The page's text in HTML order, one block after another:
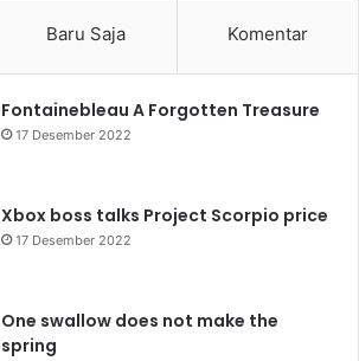
Baru Saja Komentar
Fontainebleau A Forgotten Treasure
17 Desember 2022
Xbox boss talks Project Scorpio price
17 Desember 2022
One swallow does not make the
spring